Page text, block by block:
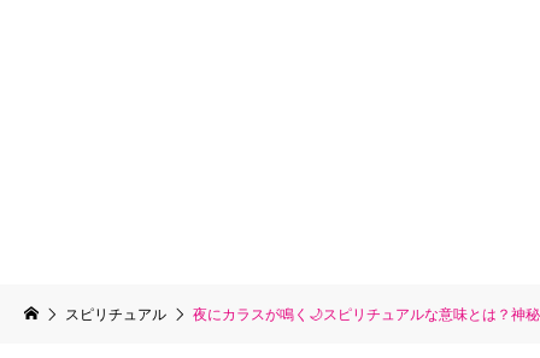
スピリチュアル 夜にカラスが鳴く🌙スピリチュアルな意味とは？神